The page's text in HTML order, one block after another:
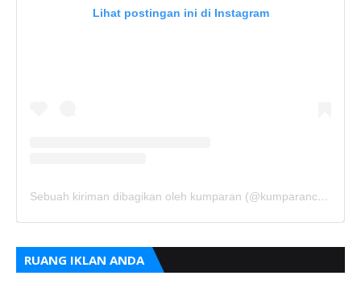
Lihat postingan ini di Instagram
Sebuah kiriman dibagikan oleh kumparan (@kumparancom)
RUANG IKLAN ANDA